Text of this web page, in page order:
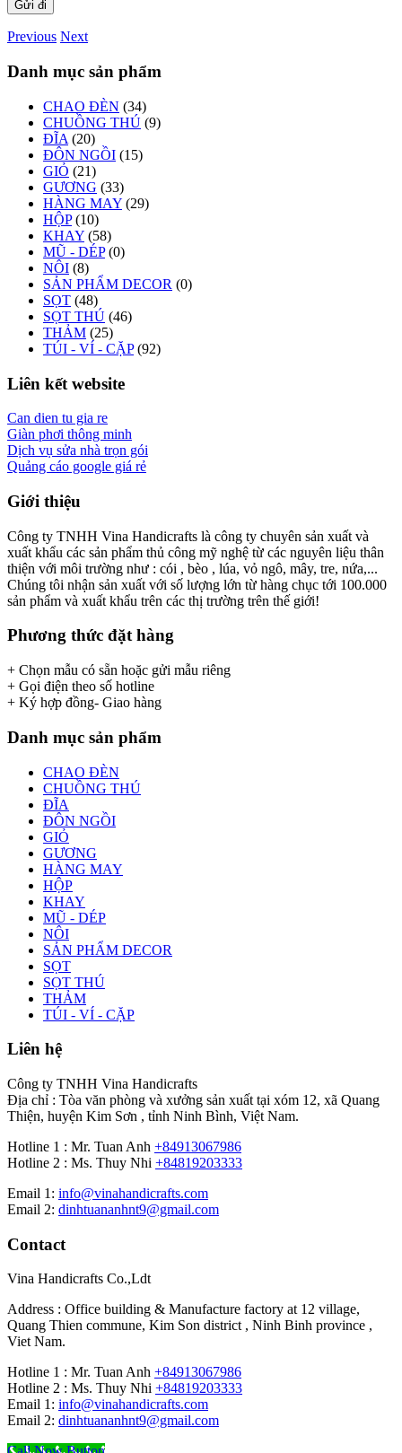
Previous Next
Danh mục sản phẩm
CHAO ĐÈN (34)
CHUỒNG THÚ (9)
ĐĨA (20)
ĐÔN NGỒI (15)
GIỎ (21)
GƯƠNG (33)
HÀNG MAY (29)
HỘP (10)
KHAY (58)
MŨ - DÉP (0)
NÔI (8)
SẢN PHẨM DECOR (0)
SỌT (48)
SỌT THÚ (46)
THẢM (25)
TÚI - VÍ - CẶP (92)
Liên kết website
Can dien tu gia re
Giàn phơi thông minh
Dịch vụ sửa nhà trọn gói
Quảng cáo google giá rẻ
Giới thiệu
Công ty TNHH Vina Handicrafts là công ty chuyên sản xuất và
xuất khẩu các sản phẩm thủ công mỹ nghệ từ các nguyên liệu thân
thiện với môi trường như : cói , bèo , lúa, vỏ ngô, mây, tre, nứa,...
Chúng tôi nhận sản xuất với số lượng lớn từ hàng chục tới 100.000
sản phẩm và xuất khẩu trên các thị trường trên thế giới!
Phương thức đặt hàng
+ Chọn mẫu có sẵn hoặc gửi mẫu riêng
+ Gọi điện theo số hotline
+ Ký hợp đồng- Giao hàng
Danh mục sản phẩm
CHAO ĐÈN
CHUỒNG THÚ
ĐĨA
ĐÔN NGỒI
GIỎ
GƯƠNG
HÀNG MAY
HỘP
KHAY
MŨ - DÉP
NÔI
SẢN PHẨM DECOR
SỌT
SỌT THÚ
THẢM
TÚI - VÍ - CẶP
Liên hệ
Công ty TNHH Vina Handicrafts
Địa chỉ : Tòa văn phòng và xưởng sản xuất tại xóm 12, xã Quang
Thiện, huyện Kim Sơn , tỉnh Ninh Bình, Việt Nam.
Hotline 1 : Mr. Tuan Anh +84913067986
Hotline 2 : Ms. Thuy Nhi +84819203333
Email 1: info@vinahandicrafts.com
Email 2: dinhtuananhnt9@gmail.com
Contact
Vina Handicrafts Co.,Ldt
Address : Office building & Manufacture factory at 12 village,
Quang Thien commune, Kim Son district , Ninh Binh province ,
Viet Nam.
Hotline 1 : Mr. Tuan Anh +84913067986
Hotline 2 : Ms. Thuy Nhi +84819203333
Email 1: info@vinahandicrafts.com
Email 2: dinhtuananhnt9@gmail.com